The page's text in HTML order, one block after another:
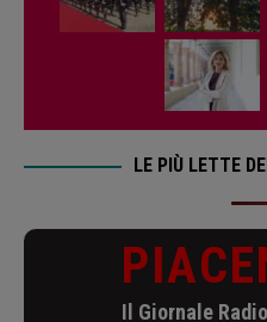
LE PIÙ LETTE
Il Giornale